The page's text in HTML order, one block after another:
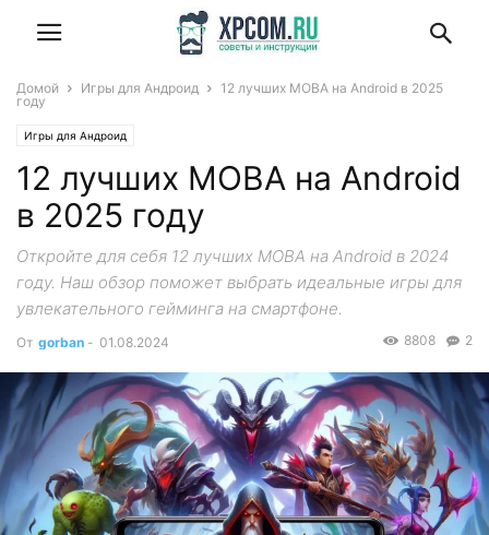
Домой Игры для Андроид
12 лучших MOBA на Android в 2025
году
Игры для Андроид
12 лучших MOBA на Android
в 2025 году
Откройте для себя 12 лучших MOBA на Android в 2024
году. Наш обзор поможет выбрать идеальные игры для
увлекательного гейминга на смартфоне.
От gorban - 01.08.2024 2
8808